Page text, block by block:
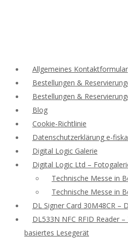
Allgemeines Kontaktformular
Bestellungen &
Bestellungen &
Blog
Cookie-Richtlinie
Datenschutzerklärung e-
Digital Logic Galerie
Digital Logic Ltd –
Technische Messe in
Technische Messe in
DL Signer Card 30M48CR –
DL533N NFC RFID Reader
basiertes Lesegerät